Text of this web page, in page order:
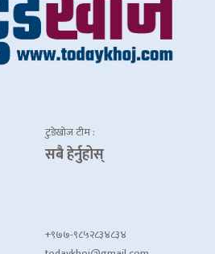
टुडेखोज टीम :
सबै हेर्नुहोस्
+९७७-९८५२८३४८३४